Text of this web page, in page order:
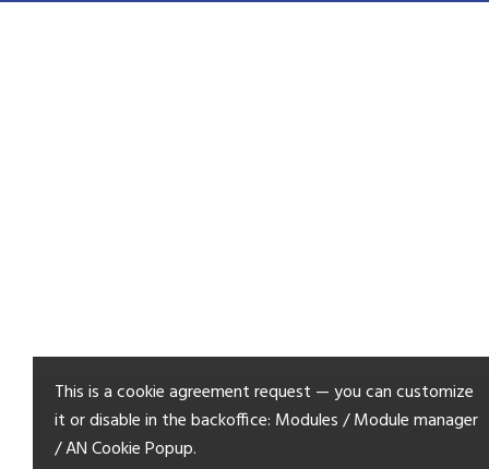
This is a cookie agreement request — you can customize
it or disable in the backoffice: Modules / Module manager
/ AN Cookie Popup.
ADP - BICARBONATE DE SODIUM...